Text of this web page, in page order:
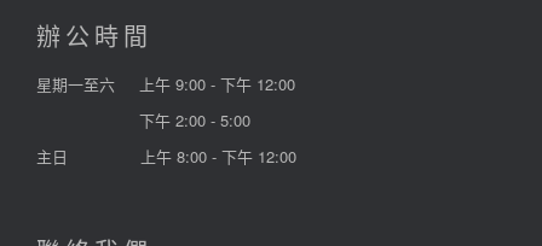
辦公時間
星期一至六
上午 9:00 - 下午 12:00
下午 2:00 - 5:00
主日
上午 8:00 - 下午 12:00